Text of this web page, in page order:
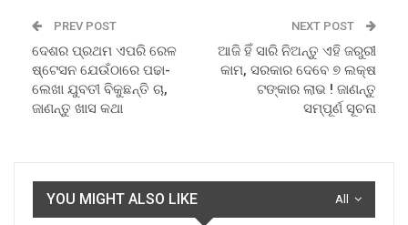
PREV POST
ଦେଶର ପ୍ରଥମ ଏପରି ରେଳ
ଷ୍ଟେସନ ଯେଉଁଠାରେ ପଢା-
ଲେଖା ଯୁବତୀ ବିକୁଛନ୍ତି ଚା,
ଜାଣନ୍ତୁ ଖାସ କଥା
NEXT POST
ଆଜି ହିଁ ସାରି ନିଅନ୍ତୁ ଏହି ଜରୁରୀ
କାମ, ସରକାର ଦେବେ ୭ ଲକ୍ଷ
ଟଙ୍କାର ଲାଭ ! ଜାଣନ୍ତୁ
ସମ୍ପୂର୍ଣ ସୂଚନା
All
YOU MIGHT ALSO LIKE